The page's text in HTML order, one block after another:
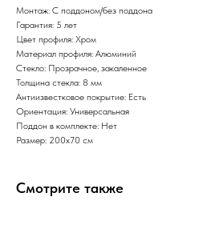
Монтаж: С поддоном/без поддона
Гарантия: 5 лет
Цвет профиля: Хром
Материал профиля: Алюминий
Стекло: Прозрачное, закаленное
Толщина стекла: 8 мм
Антиизвестковое покрытие: Есть
Ориентация: Универсальная
Поддон в комплекте: Нет
Размер: 200х70 см
Смотрите также